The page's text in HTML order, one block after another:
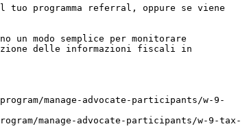
programma referral, oppure se viene
un modo semplice per monitorare
delle informazioni fiscali in
manage-advocate-participants/w-9-
manage-advocate-participants/w-9-tax-